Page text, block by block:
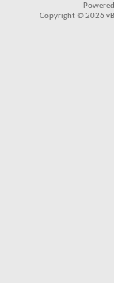
Copyright © 2026